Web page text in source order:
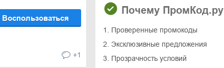
Воспользоваться
+1
Почему ПромКод.ру
1. Проверенные промокоды
2. Эксклюзивные предложения
3. Прозрачность условий